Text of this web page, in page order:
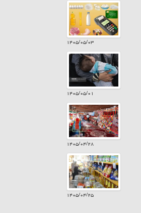
۱۴۰۵/۰۵/۰۳
۱۴۰۵/۰۵/۰۱
۱۴۰۵/۰۴/۲۸
۱۴۰۵/۰۴/۲۵